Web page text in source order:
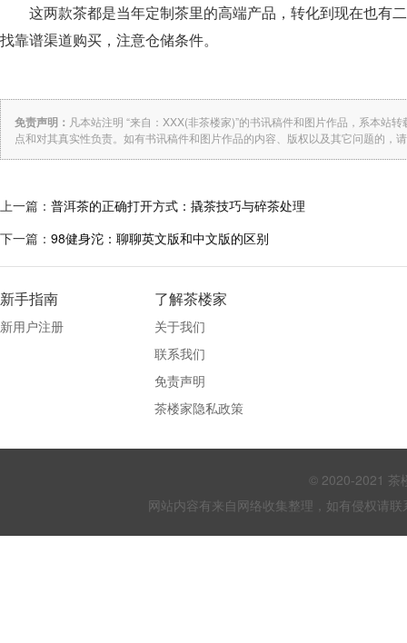
这两款茶都是当年定制茶里的高端产品，转化到现在也有
找靠谱渠道购买，注意仓储条件。
免责声明： 凡本站注明 “来自：XXX(非茶楼家)”的书讯稿件和图片作品，系本站
点和对其真实性负责。如有书讯稿件和图片作品的内容、版权以及其它问题的，
上一篇： 普洱茶的正确打开方式：撬茶技巧与碎茶处理
下一篇： 98健身沱：聊聊英文版和中文版的区别
新手指南
新用户注册
了解茶楼家
关于我们
联系我们
免责声明
茶楼家隐私政策
© 2020-2021 茶
网站内容有来自网络收集整理，如有侵权请